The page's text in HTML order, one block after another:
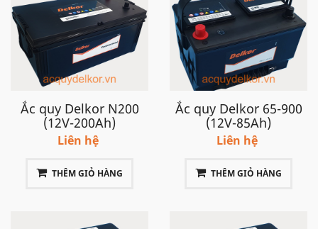
Ắc quy Delkor N200
(12V-200Ah)
Liên hệ
THÊM GIỎ HÀNG
Ắc quy Delkor 65-900
(12V-85Ah)
Liên hệ
THÊM GIỎ HÀNG